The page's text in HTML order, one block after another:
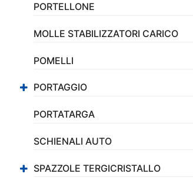
PORTELLONE
MOLLE STABILIZZATORI CARICO
POMELLI
PORTAGGIO
PORTATARGA
SCHIENALI AUTO
SPAZZOLE TERGICRISTALLO